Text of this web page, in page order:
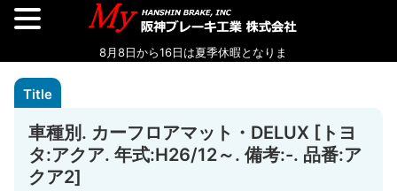
車種別. カーフロアマット・DELUX [トヨ
タ:アクア. 年式:H26/12～. 備考:-. 品番:ア
クア2]